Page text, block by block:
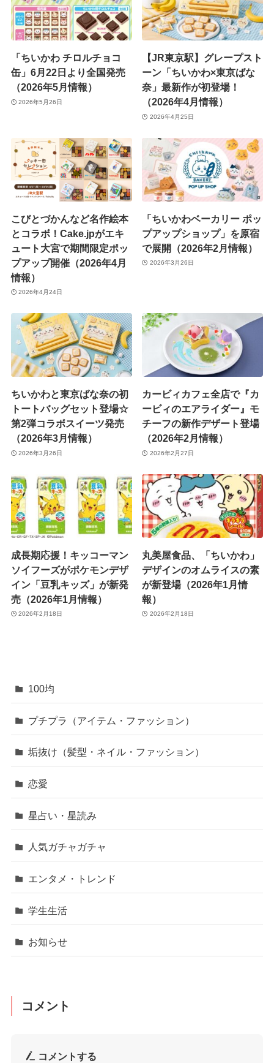
「ちいかわ チロルチョコ
缶」6月22日より全国発売
（2026年5月情報）
2026年5月26日
【JR東京駅】グレープスト
ーン「ちいかわ×東京ばな
奈」最新作が初登場！
（2026年4月情報）
2026年4月25日
こびとづかんなど名作絵本
とコラボ！Cake.jpがエキ
ュート大宮で期間限定ポッ
プアップ開催（2026年4月
情報）
2026年4月24日
「ちいかわベーカリー ポッ
プアップショップ」を原宿
で展開（2026年2月情報）
2026年3月26日
ちいかわと東京ばな奈の初
トートバッグセット登場☆
第2弾コラボスイーツ発売
（2026年3月情報）
2026年3月26日
カービィカフェ全店で『カ
ービィのエアライダー』モ
チーフの新作デザート登場
（2026年2月情報）
2026年2月27日
成長期応援！キッコーマン
ソイフーズがポケモンデザ
イン「豆乳キッズ」が新発
売（2026年1月情報）
2026年2月18日
丸美屋食品、「ちいかわ」
デザインのオムライスの素
が新登場（2026年1月情
報）
2026年2月18日
100均
プチプラ（アイテム・ファッション）
垢抜け（髪型・ネイル・ファッション）
恋愛
星占い・星読み
人気ガチャガチャ
エンタメ・トレンド
学生生活
お知らせ
コメント
コメントする